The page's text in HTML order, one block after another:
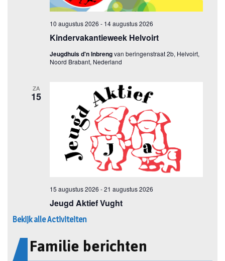
Bekijk alle Activiteiten
Familie berichten